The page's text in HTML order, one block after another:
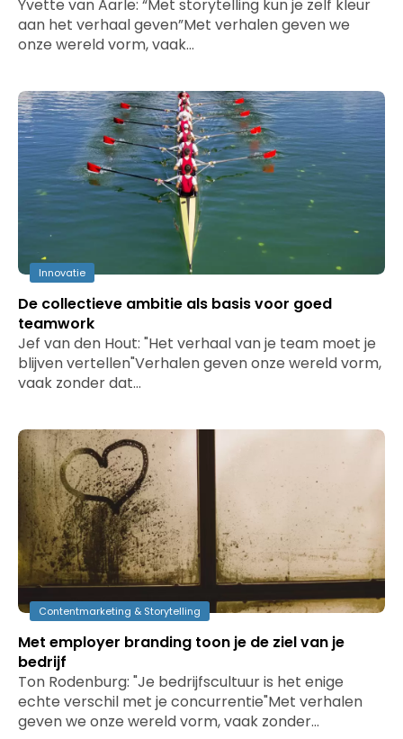
Yvette van Aarle: “Met storytelling kun je zelf kleur
aan het verhaal geven”Met verhalen geven we
onze wereld vorm, vaak…
Innovatie
De collectieve ambitie als basis voor goed
teamwork
Jef van den Hout: "Het verhaal van je team moet je
blijven vertellen"Verhalen geven onze wereld vorm,
vaak zonder dat…
Contentmarketing & Storytelling
Met employer branding toon je de ziel van je
bedrijf
Ton Rodenburg: "Je bedrijfscultuur is het enige
echte verschil met je concurrentie"Met verhalen
geven we onze wereld vorm, vaak zonder…